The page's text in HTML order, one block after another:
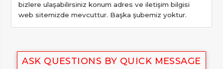
bizlere ulaşabilirsiniz konum adres ve iletişim bilgisi
web sitemizde mevcuttur. Başka şubemiz yoktur.
ASK QUESTIONS BY QUICK MESSAGE